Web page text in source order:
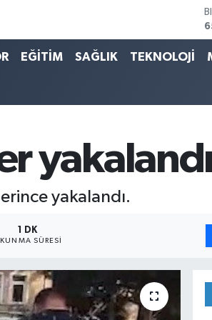
EĞİTİM SAĞLIK TEKNOLOJİ
yakalandı
yakalandı.
1 DK
SÜRESI